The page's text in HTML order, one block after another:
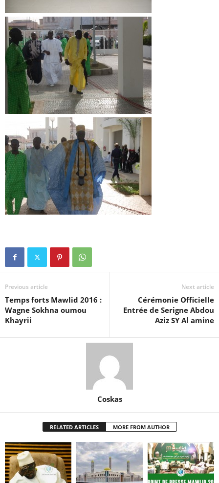
Previous article
Temps forts Mawlid 2016 :
Wagne Sokhna oumou
Khayrii
Next article
Cérémonie Officielle
Entrée de Serigne Abdou
Aziz SY Al amine
Coskas
RELATED ARTICLES MORE FROM AUTHOR